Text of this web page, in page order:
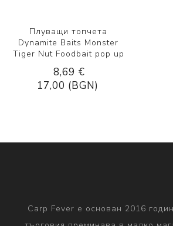
Плуващи топчета
Dynamite Baits Monster
Tiger Nut Foodbait pop up
8,69 €
17,00 (BGN)
Carp Fever е основан 2016